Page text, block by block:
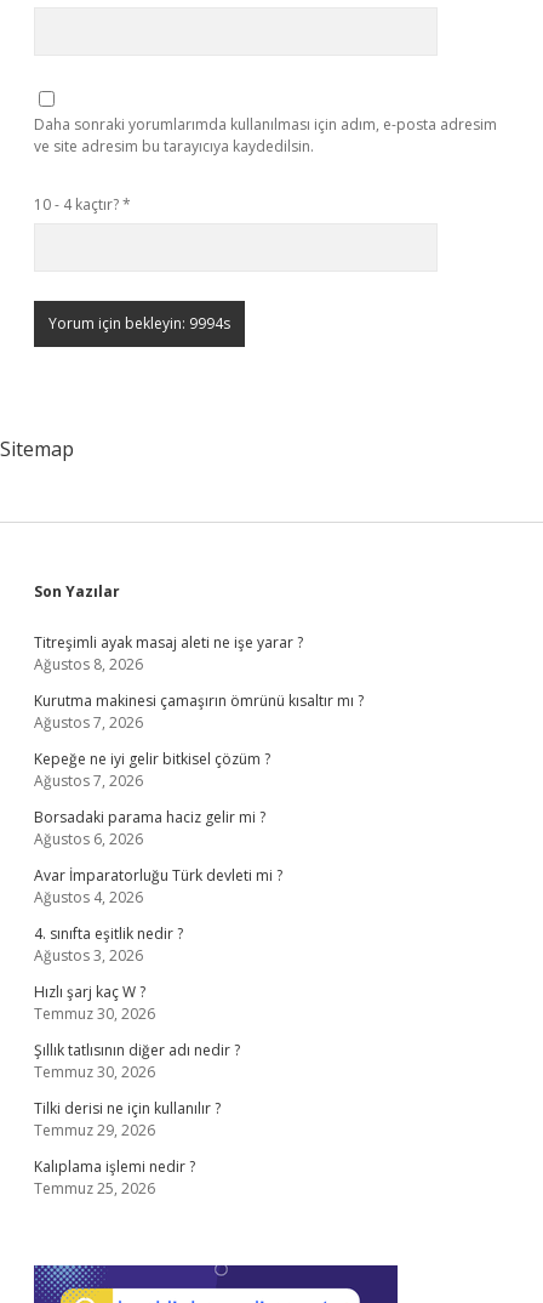
Daha sonraki yorumlarımda kullanılması için adım, e-posta adresim
ve site adresim bu tarayıcıya kaydedilsin.
10 - 4 kaçtır?*
Sitemap
Sidebar
Son Yazılar
Titreşimli ayak masaj aleti ne işe yarar ?
Ağustos 8, 2026
Kurutma makinesi çamaşırın ömrünü kısaltır mı ?
Ağustos 7, 2026
Kepeğe ne iyi gelir bitkisel çözüm ?
Ağustos 7, 2026
Borsadaki parama haciz gelir mi ?
Ağustos 6, 2026
Avar İmparatorluğu Türk devleti mi ?
Ağustos 4, 2026
4. sınıfta eşitlik nedir ?
Ağustos 3, 2026
Hızlı şarj kaç W ?
Temmuz 30, 2026
Şıllık tatlısının diğer adı nedir ?
Temmuz 30, 2026
Tilki derisi ne için kullanılır ?
Temmuz 29, 2026
Kalıplama işlemi nedir ?
Temmuz 25, 2026